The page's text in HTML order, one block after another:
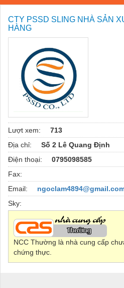
CTY PSSD SLING NHÀ SẢN
HÀNG
Lượt xem:
713
Địa chỉ:
Số 2 Lê Quang Định
Điện thoại:
0795098585
Fax:
Email:
Sky:
NCC Thường là nhà cung cấp
chứng thực.